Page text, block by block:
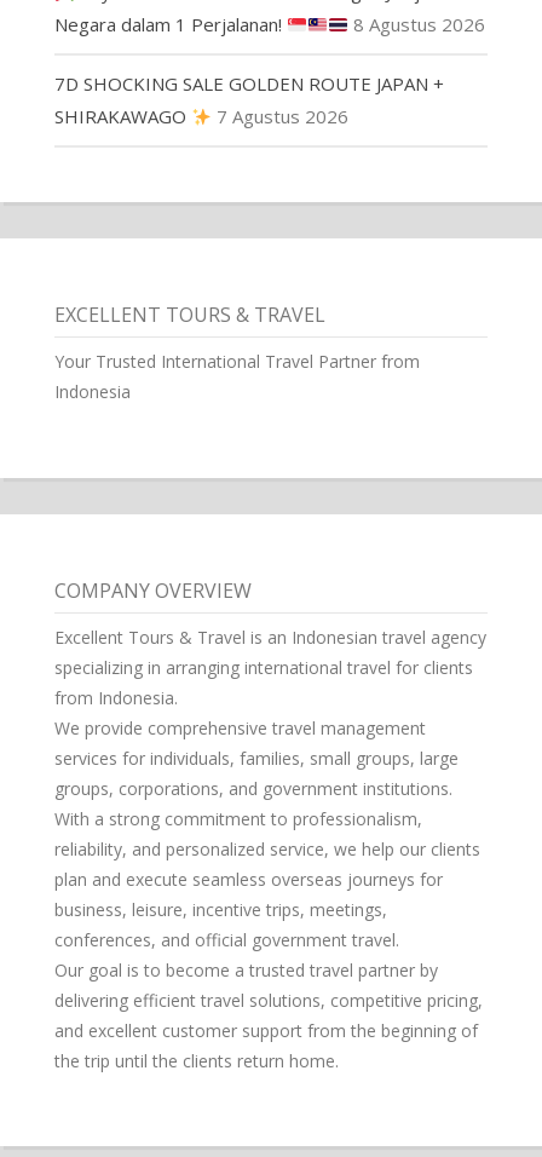
Negara dalam 1 Perjalanan!
8 Agustus 2026
7D SHOCKING SALE GOLDEN ROUTE JAPAN +
SHIRAKAWAGO
7 Agustus 2026
EXCELLENT TOURS & TRAVEL
Your Trusted International Travel Partner from
Indonesia
COMPANY OVERVIEW
Excellent Tours & Travel is an Indonesian travel agency
specializing in arranging international travel for clients
from Indonesia.
We provide comprehensive travel management
services for individuals, families, small groups, large
groups, corporations, and government institutions.
With a strong commitment to professionalism,
reliability, and personalized service, we help our clients
plan and execute seamless overseas journeys for
business, leisure, incentive trips, meetings,
conferences, and official government travel.
Our goal is to become a trusted travel partner by
delivering efficient travel solutions, competitive pricing,
and excellent customer support from the beginning of
the trip until the clients return home.